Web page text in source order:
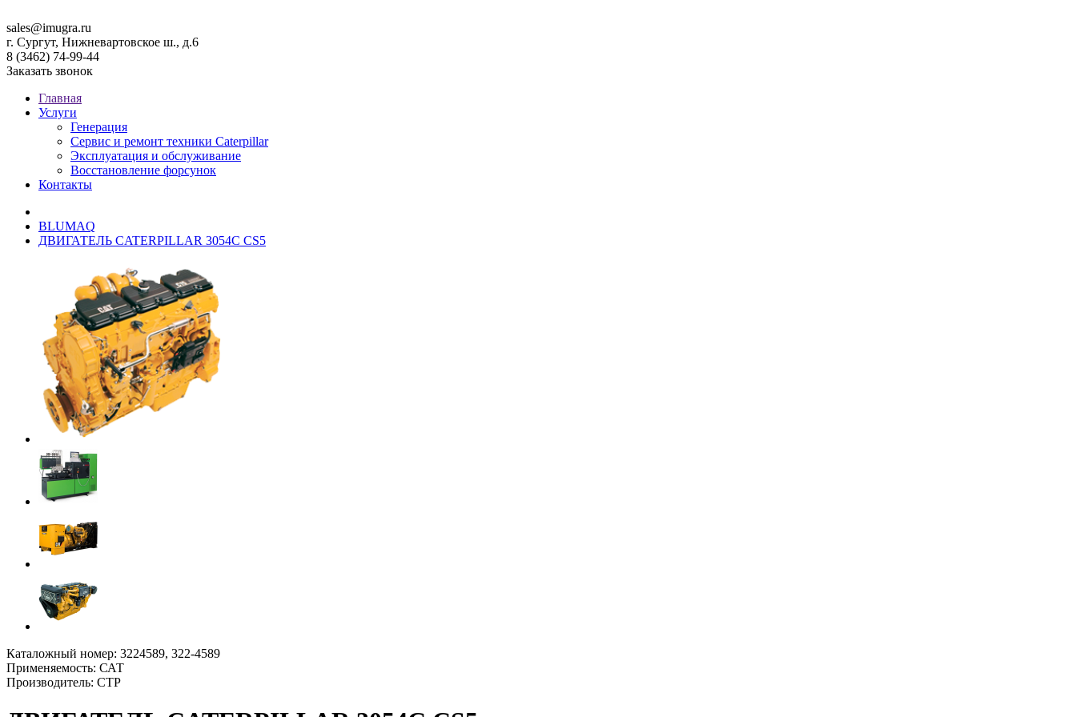
sales@imugra.ru
г. Сургут, Нижневартовское ш., д.6
8 (3462) 74-99-44
Заказать звонок
Главная
Услуги
Генерация
Сервис и ремонт техники Caterpillar
Эксплуатация и обслуживание
Восстановление форсунок
Контакты
BLUMAQ
ДВИГАТЕЛЬ CATERPILLAR 3054C CS5
Каталожный номер: 3224589, 322-4589
Применяемость: САТ
Производитель: СТР